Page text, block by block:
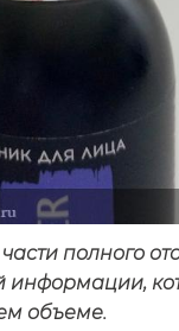
полного
информации,
объеме.